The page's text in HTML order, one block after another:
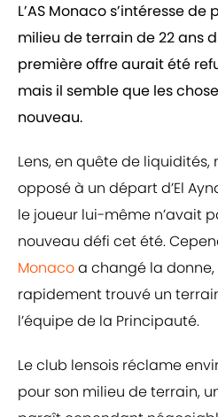
L’AS Monaco s’intéresse de
milieu de terrain de 22 ans
première offre aurait été
mais il semble que les
nouveau.
Lens, en quête de
opposé à un départ d’El
le joueur lui-même n’avait
nouveau défi cet été.
Monacoa changé la
rapidement trouvé un
l’équipe de la Principauté.
Le club lensois réclame
pour son milieu de terrain,